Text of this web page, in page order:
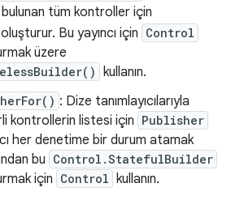
bulunan tüm kontroller için
oluşturur. Bu yayıncı için Control
üzere
kullanın.
: Dize tanımlayıcılarıyla
kontrollerin listesi için Publisher
her denetime bir durum atamak
bu Control.StatefulBuilder
için Control kullanın.